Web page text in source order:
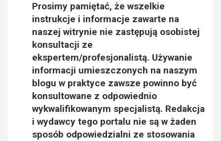
Prosimy pamiętać, że wszelkie
instrukcje i informacje zawarte na
naszej witrynie nie zastępują osobistej
konsultacji ze
ekspertem/profesjonalistą. Używanie
informacji umieszczonych na naszym
blogu w praktyce zawsze powinno być
konsultowane z odpowiednio
wykwalifikowanym specjalistą. Redakcja
i wydawcy tego portalu nie są w żaden
sposób odpowiedzialni ze stosowania